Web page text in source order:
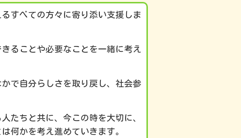
すべての方々に寄り添い支援しま
ることや必要なことを一緒に考え
で自分らしさを取り戻し、社会参
たちと共に、今この時を大切に、
何かを考え進めていきます。